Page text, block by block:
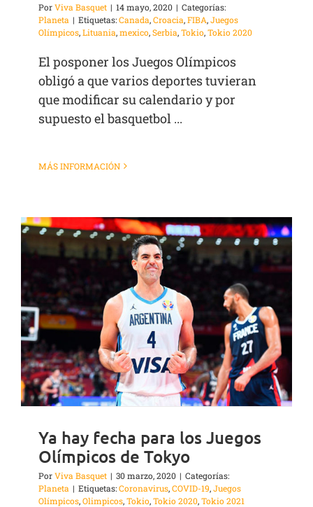
PorViva Basquet | 14 mayo, 2020 | Categorías:
Planeta | Etiquetas:Canada,Croacia,FIBA,Juegos
Olímpicos,Lituania,mexico,Serbia,Tokio,Tokio 2020
El posponer los Juegos Olímpicos
obligó a que varios deportes tuvieran
que modificar su calendario y por
supuesto el basquetbol ...
MÁS INFORMACIÓN
Ya hay fecha para los Juegos
Olímpicos de Tokyo
PorViva Basquet | 30 marzo, 2020 | Categorías:
Planeta | Etiquetas:Coronavirus,COVID-19,Juegos
Olímpicos,Olimpicos,Tokio,Tokio 2020,Tokio 2021